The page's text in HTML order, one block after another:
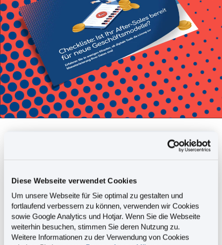
Diese Webseite verwendet Cookies
Um unsere Webseite für Sie optimal zu gestalten und
fortlaufend verbessern zu können, verwenden wir Cookies
sowie Google Analytics und Hotjar. Wenn Sie die Webseite
weiterhin besuchen, stimmen Sie deren Nutzung zu.
Weitere Informationen zu der Verwendung von Cookies
Kommt eine Monetarisierung
Daten für Sie in Frage?
Mit dieser Checkliste finden Sie es
heraus: